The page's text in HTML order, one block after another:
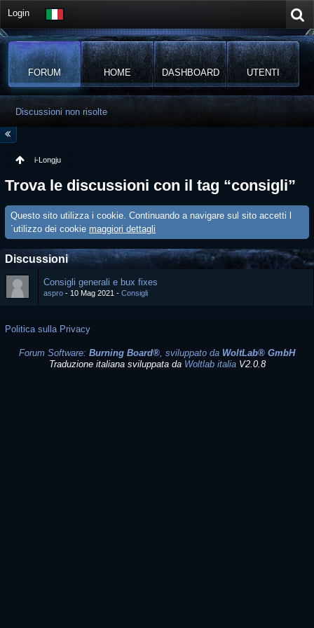
Login
FORUM HOME DASHBOARD UTENTI
Discussioni non risolte
i-Longju
Trova le discussioni con il tag “consigli”
Questo sito utilizza i cookie. Continuando a navigare sul sito accetti l
´utilizzo dei cookie maggiori dettagli
Discussioni
Consigli generali e bux fixes
aspro 10 Mag 2021 Consigli
Politica sulla Privacy
Forum Software: Burning Board®, sviluppato da WoltLab® GmbH
Traduzione italiana sviluppata da Woltlab italiaV2.0.8